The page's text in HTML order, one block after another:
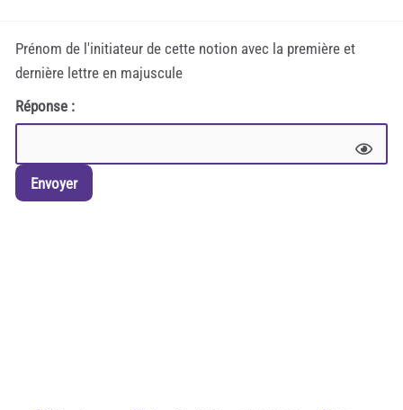
Prénom de l'initiateur de cette notion avec la première et
dernière lettre en majuscule
Réponse :
Envoyer